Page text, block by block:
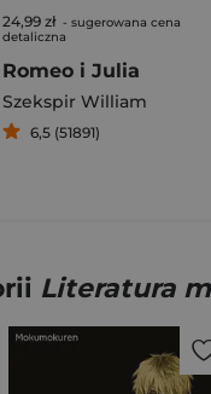
24,99 zł - sugerowana cena
detaliczna
Romeo i Julia
Szekspir William
6,5 (51891)
Literatura